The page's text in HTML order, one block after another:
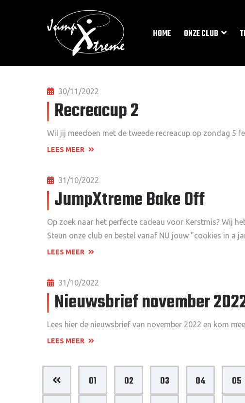
HOME ONZE CLUB
30/11/2022
Recreacup 2
Wil jij meedoen met de tweede recreacup op zondag 5
LEES MEER
31/10/2022
JumpXtreme Bake Off
Op zoek naar het perfecte cadeau voor Kerstmis? Wij
Steun onze club en bestel vanaf NU jouw "cookies in a
LEES MEER
31/10/2022
Nieuwsbrief november
Lees hier de nieuwsbrief van november 2022 en kom
LEES MEER
01 02 03 04 05